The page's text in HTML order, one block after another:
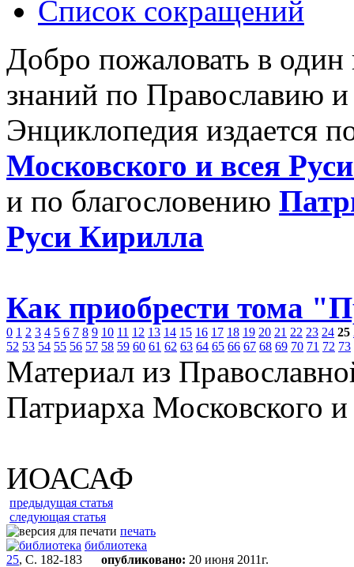
Список сокращений
Добро пожаловать в
знаний по Православию
Энциклопедия издается
Московского и всея
и по благословению
Руси Кирилла
Как приобрести тома
0 1 2 3 4 5 6 7 8 9 10 11 12 13 14 15 16 17 18 19 20 21 22 23 24 25
52 53 54 55 56 57 58 59 60 61 62 63 64 65 66 67 68 69 70 71 72 73
Материал из
Патриарха Московского
ИОАСАФ
предыдущая статья
следующая статья
печать
библиотека
25, С. 182-183 опубликовано: 20 июня 2011г.